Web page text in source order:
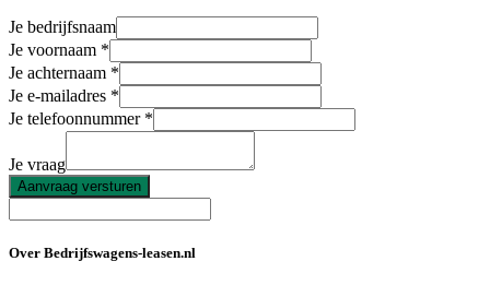
Je bedrijfsnaam
Je voornaam
Je achternaam
Je e-mailadres
Je telefoonnummer
Je vraag
Aanvraag versturen
Over Bedrijfswagens-leasen.nl